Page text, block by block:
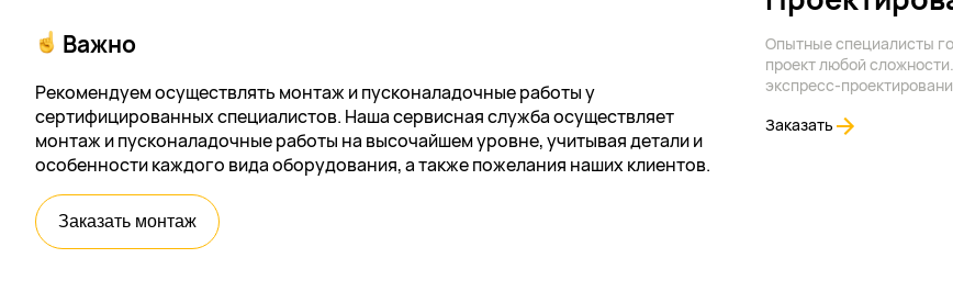
Важно
Рекомендуем осуществлять монтаж и пусконаладочные работы у
сертифицированных специалистов. Наша сервисная служба осуществляет
монтаж и пусконаладочные работы на высочайшем уровне, учитывая детали и
особенности каждого вида оборудования, а также пожелания наших клиентов.
Заказать монтаж
Опытные специалисты
проект любой
экспресс-
Заказать